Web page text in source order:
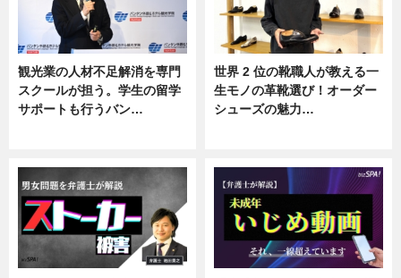
観光業の人材不足解消を専門
スクールが担う。学生の留学
サポートも行うバン…
世界 2 位の靴職人が教える一
生モノの革靴選び！オーダー
シューズの魅力…